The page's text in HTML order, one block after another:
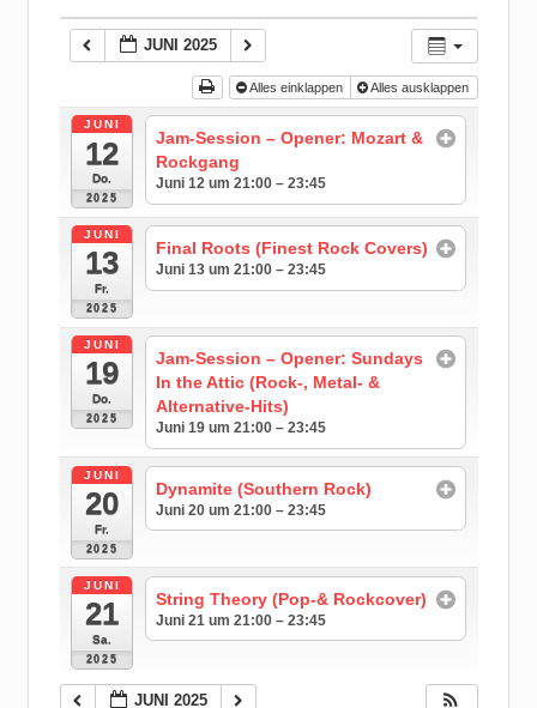
JUNI 2025
Alles einklappen Alles ausklappen
JUNI
12
Do.
2025
Jam-Session – Opener: Mozart &
Rockgang
Juni 12 um 21:00 – 23:45
JUNI
13
Fr.
2025
Final Roots (Finest Rock Covers)
Juni 13 um 21:00 – 23:45
JUNI
19
Do.
2025
Jam-Session – Opener: Sundays
In the Attic (Rock-, Metal- &
Alternative-Hits)
Juni 19 um 21:00 – 23:45
JUNI
20
Fr.
2025
Dynamite (Southern Rock)
Juni 20 um 21:00 – 23:45
JUNI
21
Sa.
2025
String Theory (Pop-& Rockcover)
Juni 21 um 21:00 – 23:45
JUNI 2025